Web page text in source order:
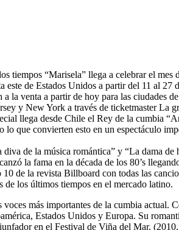
tiempos “Marisela” llega a celebrar el mes
este de Estados Unidos a partir del 11 al 27
a la venta a partir de hoy para las ciudades de
y New York a través de ticketmaster La
llega desde Chile el Rey de la cumbia
que convierten esto en un espectáculo
de la música romántica” y “La dama
la fama en la década de los 80’s
10 de la revista Billboard con todas las
de los últimos tiempos en el mercado latino.
más importantes de la cumbia actual.
Estados Unidos y Europa. Su
en el Festival de Viña del Mar,